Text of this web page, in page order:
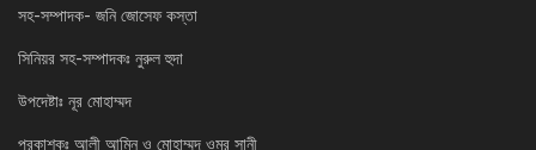
সহ-সম্পাদক- জনি জোসেফ কস্তা
সিনিয়র সহ-সম্পাদকঃ নুরুল হুদা
উপদেষ্টাঃ নূর মোহাম্মদ
প্রকাশকঃ আলী আমিন ও মোহাম্মদ ওমর সানী